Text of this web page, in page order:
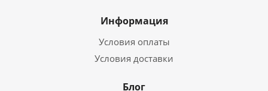
Информация
Условия оплаты
Условия доставки
Блог